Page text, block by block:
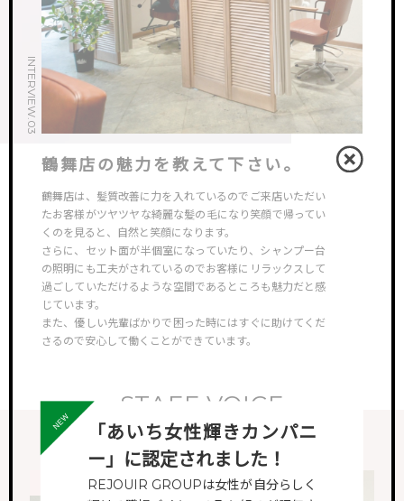
「あいち女性輝きカンパニ
ー」に認定されました！
REJOUIR GROUPは女性が自分らしく
INTERVIEW.03
鶴舞店の魅力を教えて下さい。
鶴舞店は、髪質改善に力を入れているのでご来店いただい
たお客様がツヤツヤな綺麗な髪の毛になり笑顔で帰ってい
くのを見ると、自然と笑顔になります。
さらに、セット面が半個室になっていたり、シャンプー台
の照明にも工夫がされているのでお客様にリラックスして
過ごしていただけるような空間であるところも魅力だと感
じています。
また、優しい先輩ばかりで困った時にはすぐに助けてくだ
さるので安心して働くことができています。
STAFF VOICE
スタッフの声
HAIR